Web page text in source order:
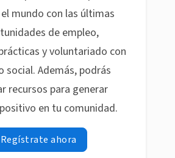
mundo con las últimas
de empleo,
y voluntariado con
social. Además, podrás
recursos para generar
en tu comunidad.
Regístrate ahora